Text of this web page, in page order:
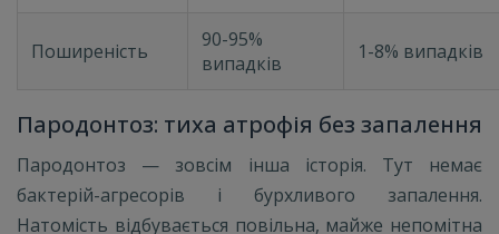
Поширеність
90-95%
випадків
1-8% випадків
Пародонтоз: тиха атрофія без запалення
Пародонтоз — зовсім інша історія. Тут немає
бактерій-агресорів і бурхливого запалення.
Натомість відбувається повільна, майже непомітна